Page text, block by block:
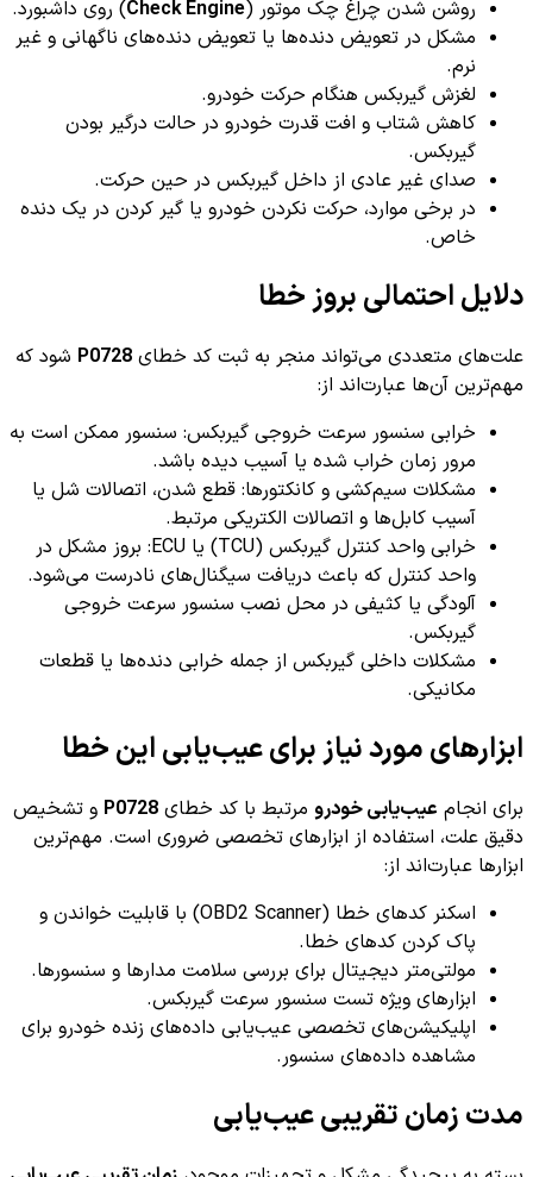
روشن شدن چراغ چک موتور (Check Engine) روی داشبورد.
مشکل در تعویض دنده‌ها یا تعویض دنده‌های ناگهانی و غیر
نرم.
لغزش گیربکس هنگام حرکت خودرو.
کاهش شتاب و افت قدرت خودرو در حالت درگیر بودن
گیربکس.
صدای غیر عادی از داخل گیربکس در حین حرکت.
در برخی موارد، حرکت نکردن خودرو یا گیر کردن در یک دنده
خاص.
دلایل احتمالی بروز خطا
علت‌های متعددی می‌تواند منجر به ثبت کد خطای P0728 شود که
مهم‌ترین آن‌ها عبارت‌اند از:
خرابی سنسور سرعت خروجی گیربکس: سنسور ممکن است به
مرور زمان خراب شده یا آسیب دیده باشد.
مشکلات سیم‌کشی و کانکتورها: قطع شدن، اتصالات شل یا
آسیب کابل‌ها و اتصالات الکتریکی مرتبط.
خرابی واحد کنترل گیربکس (TCU) یا ECU: بروز مشکل در
واحد کنترل که باعث دریافت سیگنال‌های نادرست می‌شود.
آلودگی یا کثیفی در محل نصب سنسور سرعت خروجی
گیربکس.
مشکلات داخلی گیربکس از جمله خرابی دنده‌ها یا قطعات
مکانیکی.
ابزارهای مورد نیاز برای عیب‌یابی این خطا
برای انجام عیب‌یابی خودرو مرتبط با کد خطای P0728 و تشخیص
دقیق علت، استفاده از ابزارهای تخصصی ضروری است. مهم‌ترین
ابزارها عبارت‌اند از:
اسکنر کدهای خطا (OBD2 Scanner) با قابلیت خواندن و
پاک کردن کدهای خطا.
مولتی‌متر دیجیتال برای بررسی سلامت مدارها و سنسورها.
ابزارهای ویژه تست سنسور سرعت گیربکس.
اپلیکیشن‌های تخصصی عیب‌یابی داده‌های زنده خودرو برای
مشاهده داده‌های سنسور.
مدت زمان تقریبی عیب‌یابی